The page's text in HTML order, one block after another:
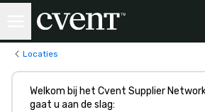
Locaties
Welkom bij het Cvent Supplier
gaat u aan de slag: